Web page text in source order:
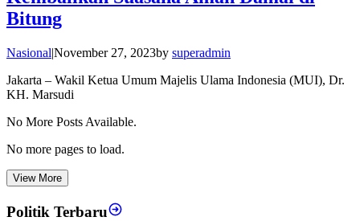
Bitung
Nasional|November 27, 2023by superadmin
Jakarta – Wakil Ketua Umum Majelis Ulama Indonesia (MUI), Dr.
KH. Marsudi
No More Posts Available.
No more pages to load.
View More
Politik Terbaru